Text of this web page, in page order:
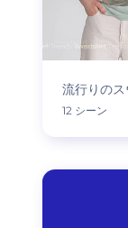
流行りの
12 シーン